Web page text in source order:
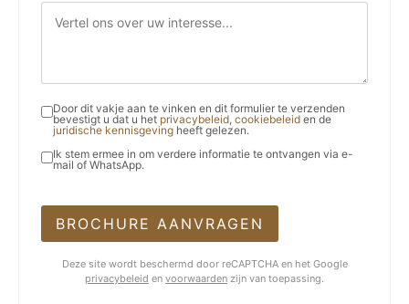
Door dit vakje aan te vinken en dit formulier te verzenden
bevestigt u dat u het privacybeleid, cookiebeleid en de
juridische kennisgeving heeft gelezen.
Ik stem ermee in om verdere informatie te ontvangen via e-
mail of WhatsApp.
BROCHURE AANVRAGEN
Deze site wordt beschermd door reCAPTCHA en het Google
privacybeleid en voorwaarden zijn van toepassing.